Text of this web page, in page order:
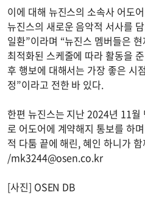
이에 대해 뉴진스의 소속사 어도
뉴진스의 새로운 음악적 서사를
일환”이라며 “뉴진스 멤버들은
최적화된 스케줄에 따라 활동을
후 행보에 대해서는 가장 좋은 시
정”이라고 전한 바 있다.
한편 뉴진스는 지난 2024년 11월
로 어도어에 계약해지 통보를 하
적 다툼 끝에 해린, 혜인 하니가
/mk3244@osen.co.kr
[사진] OSEN DB